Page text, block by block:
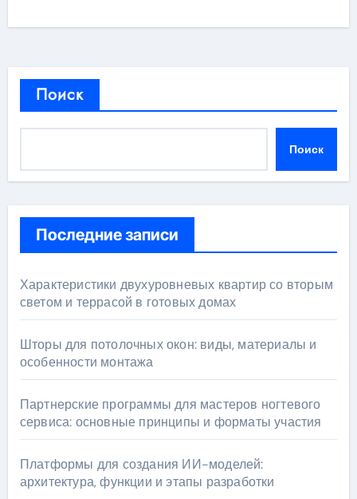
Поиск
Поиск
Последние записи
Характеристики двухуровневых квартир со вторым
светом и террасой в готовых домах
Шторы для потолочных окон: виды, материалы и
особенности монтажа
Партнерские программы для мастеров ногтевого
сервиса: основные принципы и форматы участия
Платформы для создания ИИ-моделей:
архитектура, функции и этапы разработки